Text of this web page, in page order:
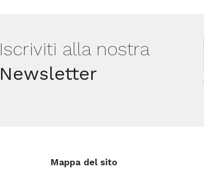
Plastic
Iscriviti alla nostra
Newsletter
Mappa del sito